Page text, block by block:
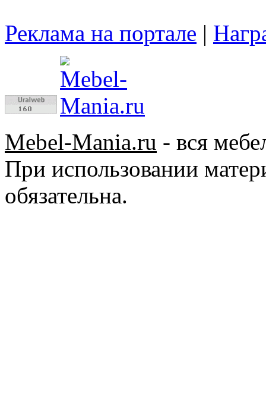
Реклама на портале |
Mebel-Mania.ru - вся
При использовании
обязательна.